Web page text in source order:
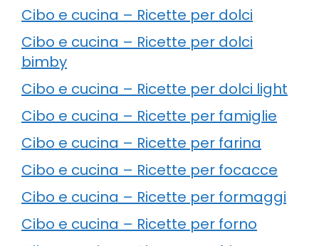
Cibo e cucina – Ricette per dolci
Cibo e cucina – Ricette per dolci
bimby
Cibo e cucina – Ricette per dolci light
Cibo e cucina – Ricette per famiglie
Cibo e cucina – Ricette per farina
Cibo e cucina – Ricette per focacce
Cibo e cucina – Ricette per formaggi
Cibo e cucina – Ricette per forno